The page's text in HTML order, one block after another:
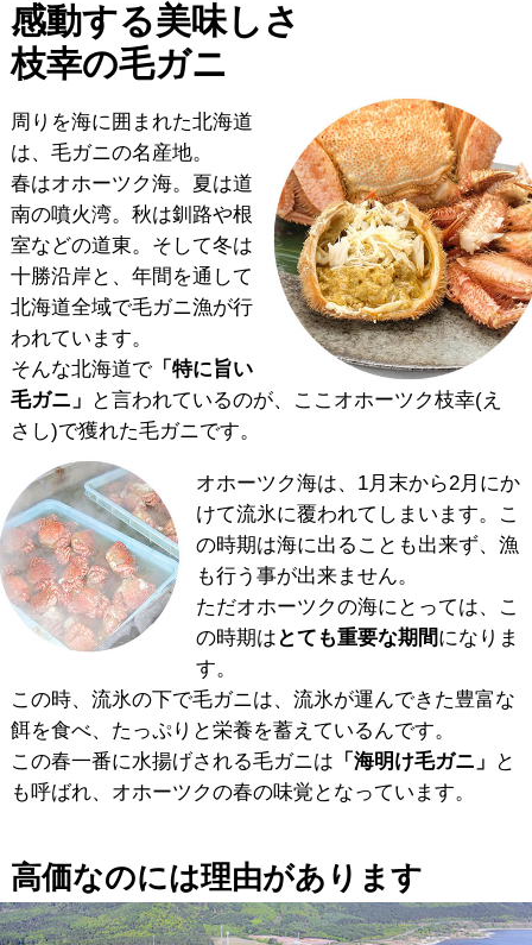
感動する美味しさ
枝幸の毛ガニ
周りを海に囲まれた北海道
は、毛ガニの名産地。
春はオホーツク海。夏は道
南の噴火湾。秋は釧路や根
室などの道東。そして冬は
十勝沿岸と、年間を通して
北海道全域で毛ガニ漁が行
われています。
そんな北海道で「特に旨い
毛ガニ」
と言われているのが、ここオホーツク枝幸(え
さし)で獲れた毛ガニです。
オホーツク海は、1月末から2月にか
けて流氷に覆われてしまいます。こ
の時期は海に出ることも出来ず、漁
も行う事が出来ません。
ただオホーツクの海にとっては、こ
の時期は とても重要な期間になりま
す。
この時、流氷の下で毛ガニは、流氷が運んできた豊富な
餌を食べ、たっぷりと栄養を蓄えているんです。
この春一番に水揚げされる毛ガニは 「海明け毛ガニ」
と
も呼ばれ、オホーツクの春の味覚となっています。
高価なのには理由があります